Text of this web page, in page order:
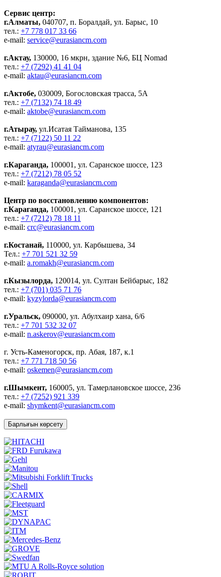
Сервис центр:
г.Алматы, 040707, п. Боралдай, ул. Барыс, 10
тел.: +7 778 017 33 66
e-mail: service@eurasiancm.com
г.Актау, 130000, 16 мкрн, здание №6, БЦ Nomad
тел.: +7 (7292) 41 41 04
e-mail: aktau@eurasiancm.com
г.Актобе, 030009, Богословская трасса, 5А
тел.: +7 (7132) 74 18 49
e-mail: aktobe@eurasiancm.com
г.Атырау, ул.Исатая Тайманова, 135
тел.: +7 (7122) 50 11 22
e-mail: atyrau@eurasiancm.com
г.Караганда, 100001, ул. Саранское шоссе, 123
тел.: +7 (7212) 78 05 52
e-mail: karaganda@eurasiancm.com
Центр по восстановлению компонентов:
г.Караганда, 100001, ул. Саранское шоссе, 121
тел.: +7 (7212) 78 18 11
e-mail: crc@eurasiancm.com
г.Костанай, 110000, ул. Карбышева, 34
Тел.: +7 701 521 32 59
e-mail: a.romakh@eurasiancm.com
г.Кызылорда, 120014, ул. Султан Бейбарыс, 182
тел.: +7 (701) 035 71 76
e-mail: kyzylorda@eurasiancm.com
г.Уральск, 090000, ул. Абулхаир хана, 6/6
тел.: +7 701 532 32 07
e-mail: n.askerov@eurasiancm.com
г. Усть-Каменогорск, пр. Абая, 187, к.1
тел.: +7 771 718 50 56
e-mail: oskemen@eurasiancm.com
г.Шымкент, 160005, ул. Тамерлановское шоссе, 236
тел.: +7 (7252) 921 339
e-mail: shymkent@eurasiancm.com
Барлығын көрсету